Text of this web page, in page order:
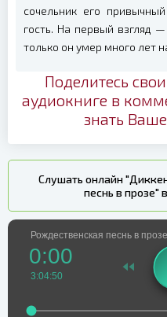
сочельник его
гость. На первый взгляд
только он умер много лет
Поделитесь
аудиокниге в
знать
Слушать онлайн
песнь в прозе"
Рождественская песнь в прозе
0:00
3:04:50